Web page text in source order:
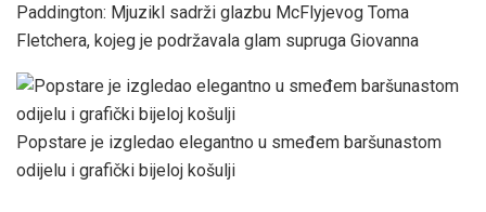
Paddington: Mjuzikl sadrži glazbu McFlyjevog Toma
Fletchera, kojeg je podržavala glam supruga Giovanna
Popstare je izgledao elegantno u smeđem baršunastom
odijelu i grafički bijeloj košulji